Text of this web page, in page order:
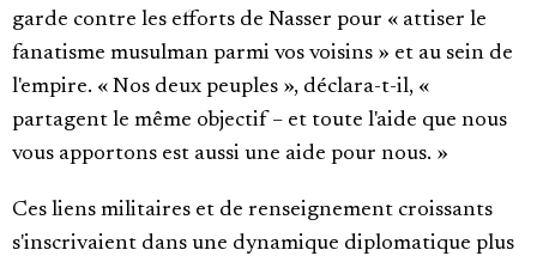
garde contre les efforts de Nasser pour « attiser le
fanatisme musulman parmi vos voisins » et au sein de
l'empire. « Nos deux peuples », déclara-t-il, «
partagent le même objectif – et toute l'aide que nous
vous apportons est aussi une aide pour nous. »
Ces liens militaires et de renseignement croissants
s'inscrivaient dans une dynamique diplomatique plus